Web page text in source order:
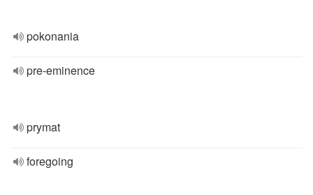
pokonania
pre-eminence
prymat
foregoing